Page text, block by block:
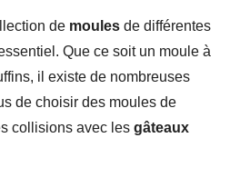
de moules de différentes
Que ce soit un moule à
il existe de nombreuses
de choisir des moules de
collisions avec les gâteaux